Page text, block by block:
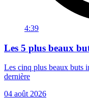
4:39
Les 5 plus beaux
Les cinq plus beaux buts
dernière
04 août 2026